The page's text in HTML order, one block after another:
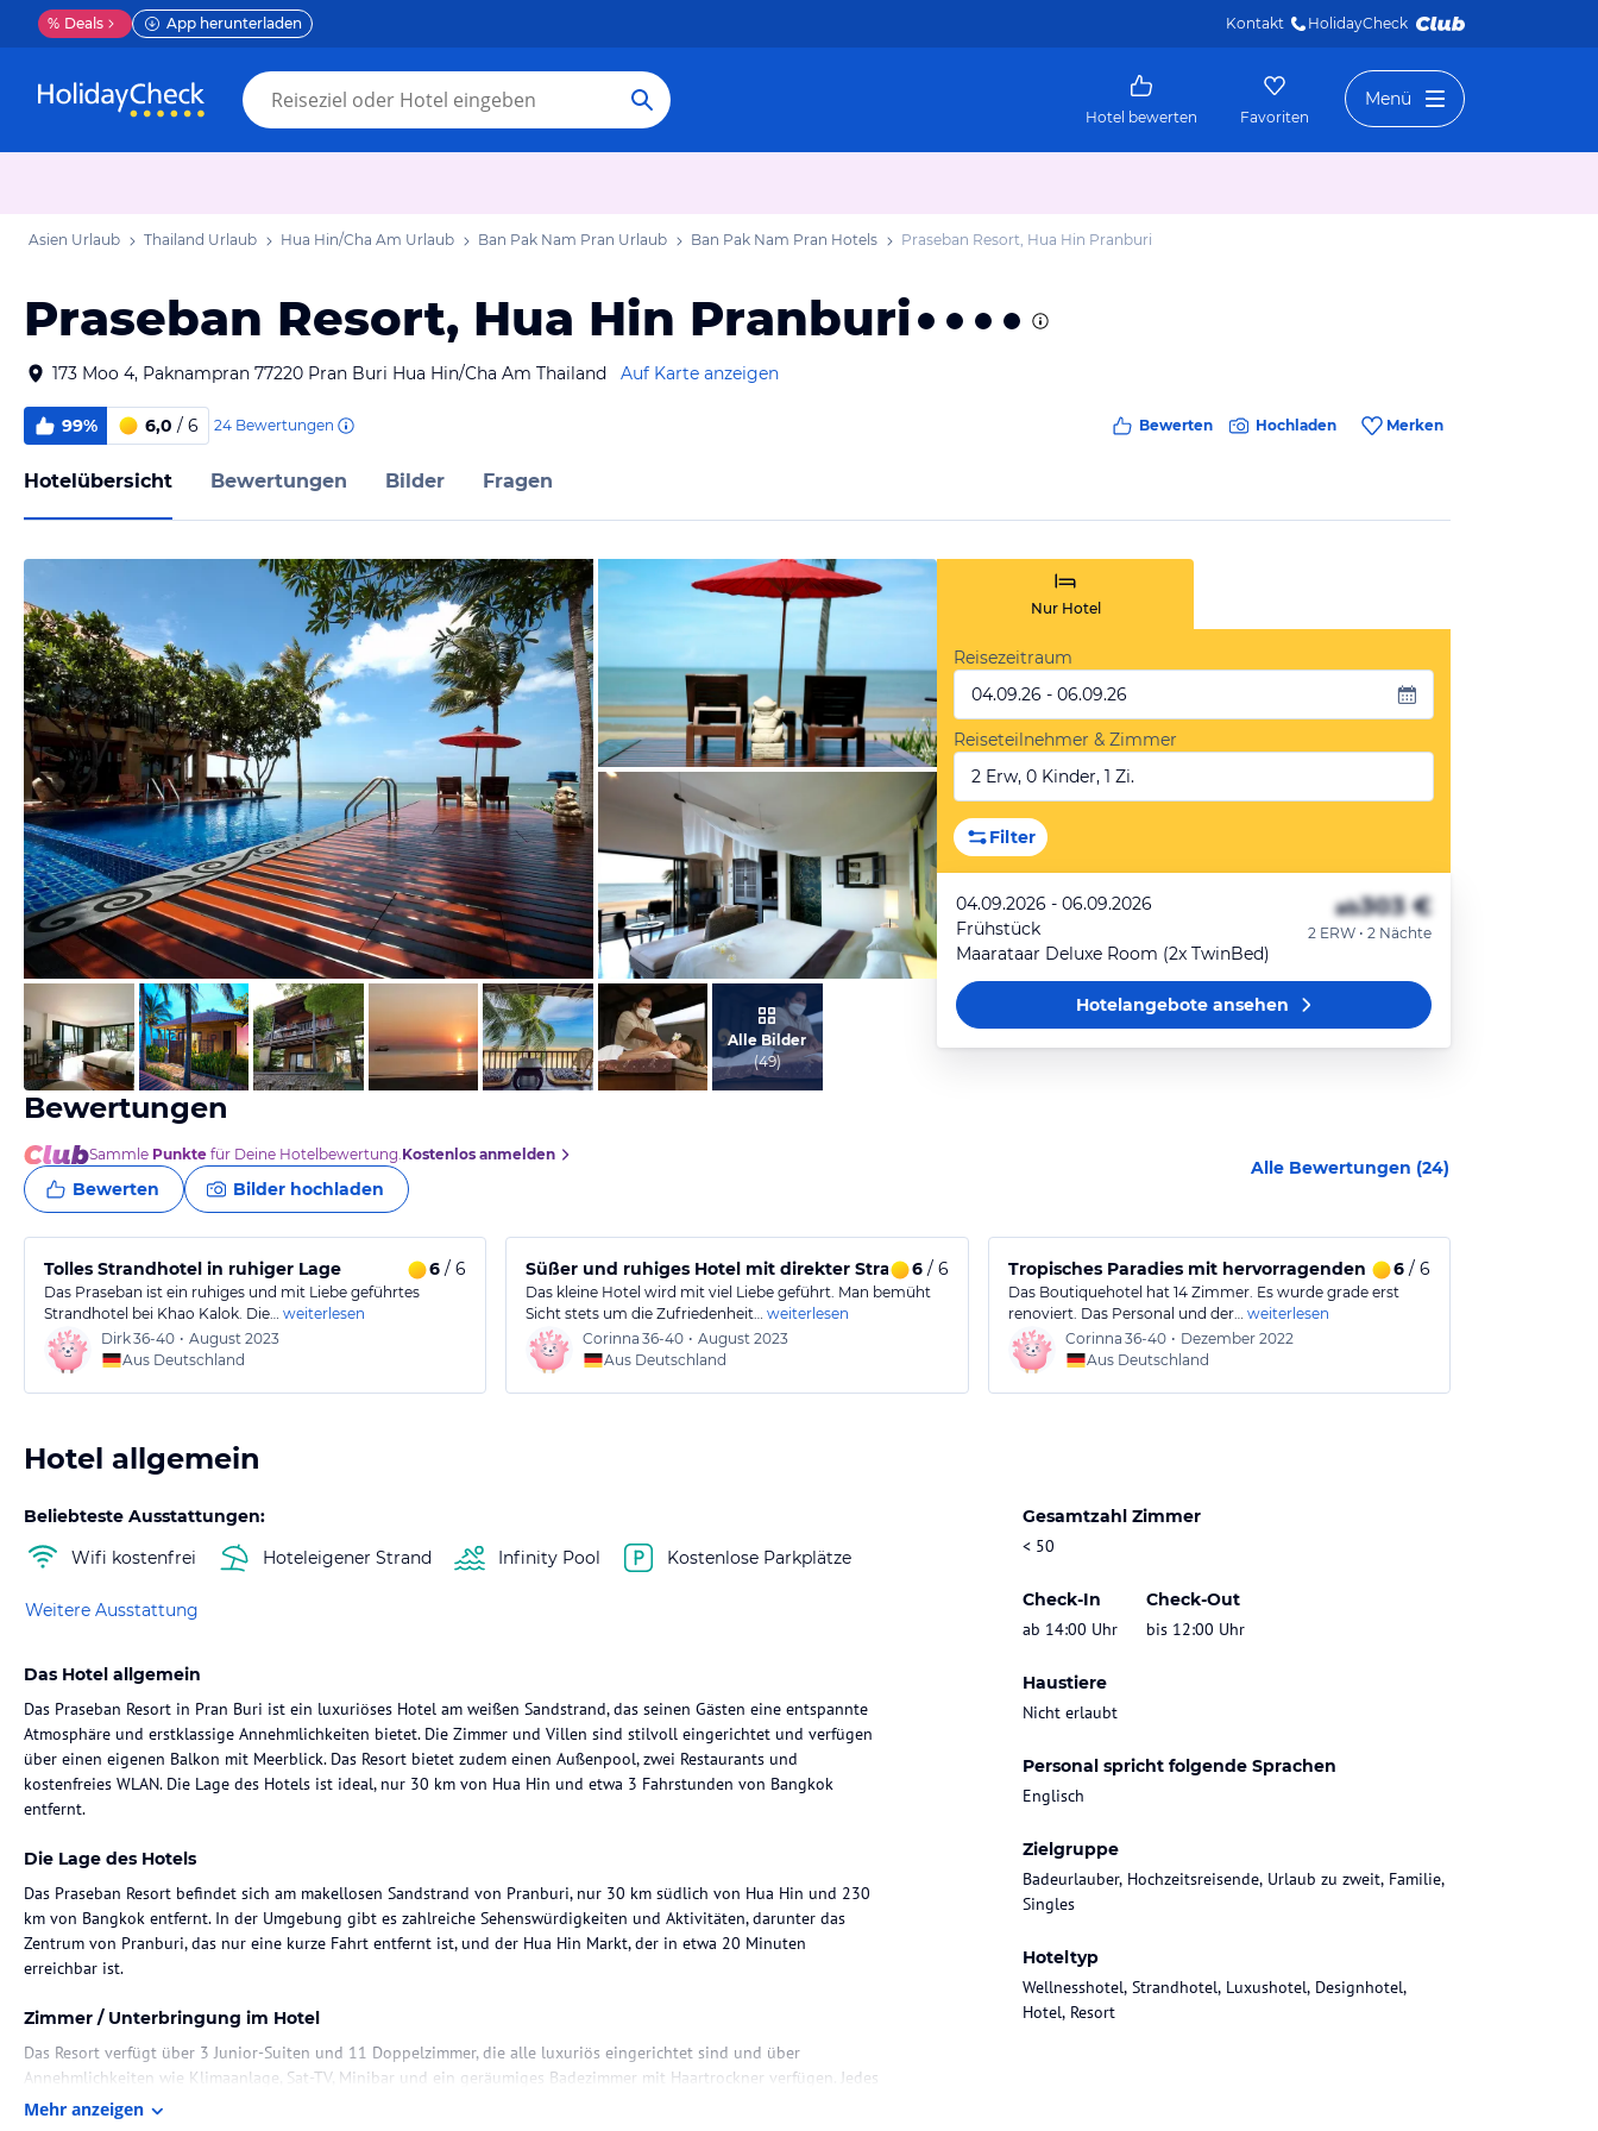
% Deals App herunterladen Kontakt HolidayCheck
Hotel bewerten Favoriten
Menü
Asien Urlaub Thailand Urlaub Hua Hin/Cha Am Urlaub Ban Pak Nam Pran Urlaub Ban Pak Nam Pran Hotels Praseban Resort, Hua Hin Pranburi
Praseban Resort, Hua Hin Pranburi
173 Moo 4, Paknampran 77220 Pran Buri Hua Hin/Cha Am Thailand Auf Karte anzeigen
99% 6,0 / 6 24 Bewertungen Bewerten Hochladen Merken
Hotelübersicht Bewertungen Bilder Fragen
vom Hotelier, Februar 2023
vom Hotelier, Februar 2023
vom Hotelier, Februar 2023
Alle Bilder
(49)
Nur Hotel
Reisezeitraum
04.09.26 - 06.09.26
Reiseteilnehmer & Zimmer
2 Erw, 0 Kinder, 1 Zi.
Filter
04.09.2026 - 06.09.2026
Frühstück
Maarataar Deluxe Room (2x TwinBed)
ab303 €
2 ERW • 2 Nächte
Hotelangeboteansehen
Bewertungen
Sammle Punkte für Deine Hotelbewertung.Kostenlos anmelden
Bewerten Bilder hochladen
Alle Bewertungen (24)
Tolles Strandhotel in ruhiger Lage 6 / 6
Das Praseban ist ein ruhiges und mit Liebe geführtes
Strandhotel bei Khao Kalok. Die… weiterlesen
Dirk36-40 • August 2023
Aus Deutschland
Süßer und ruhiges Hotel mit direkter Strandlage
6/ 6
Das kleine Hotel wird mit viel Liebe geführt. Man bemüht
Sicht stets um die Zufriedenheit… weiterlesen
Corinna 36-40 • August 2023
Aus Deutschland
Tropisches Paradies mit hervorragenden Service
6/ 6
Das Boutiquehotel hat 14 Zimmer. Es wurde grade erst
renoviert. Das Personal und der… weiterlesen
Corinna 36-40 • Dezember 2022
Aus Deutschland
Hotel allgemein
Beliebteste Ausstattungen:
Wifi kostenfrei
Hoteleigener Strand Infinity Pool Kostenlose Parkplätze
Weitere Ausstattung
Gesamtzahl Zimmer
< 50
Check-In
ab 14:00 Uhr
Check-Out
bis 12:00 Uhr
Haustiere
Nicht erlaubt
Personal spricht folgende Sprachen
Englisch
Zielgruppe
Badeurlauber, Hochzeitsreisende, Urlaub zu zweit, Familie,
Singles
Hoteltyp
Wellnesshotel, Strandhotel, Luxushotel, Designhotel,
Hotel, Resort
Das Hotel allgemein
Das Praseban Resort in Pran Buri ist ein luxuriöses Hotel am weißen Sandstrand, das seinen Gästen eine entspannte
Atmosphäre und erstklassige Annehmlichkeiten bietet. Die Zimmer und Villen sind stilvoll eingerichtet und verfügen
über einen eigenen Balkon mit Meerblick. Das Resort bietet zudem einen Außenpool, zwei Restaurants und
kostenfreies WLAN. Die Lage des Hotels ist ideal, nur 30 km von Hua Hin und etwa 3 Fahrstunden von Bangkok
entfernt.
Die Lage des Hotels
Das Praseban Resort befindet sich am makellosen Sandstrand von Pranburi, nur 30 km südlich von Hua Hin und 230
km von Bangkok entfernt. In der Umgebung gibt es zahlreiche Sehenswürdigkeiten und Aktivitäten, darunter das
Zentrum von Pranburi, das nur eine kurze Fahrt entfernt ist, und der Hua Hin Markt, der in etwa 20 Minuten
erreichbar ist.
Zimmer / Unterbringung im Hotel
Das Resort verfügt über 3 Junior-Suiten und 11 Doppelzimmer, die alle luxuriös eingerichtet sind und über
Annehmlichkeiten wie Klimaanlage, Sat-TV, Minibar und ein geräumiges Badezimmer mit Haartrockner verfügen. Jedes
Zimmer bietet zudem einen eigenen Balkon mit Meerblick, auf dem Sie die frische Meeresbrise genießen können.
Mehr anzeigen